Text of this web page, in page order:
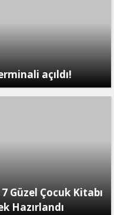
açıldı!
Güzel Çocuk Kitabı
Hazırlandı